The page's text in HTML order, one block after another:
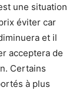
une situation
éviter car
et il
acceptera de
Certains
à plus